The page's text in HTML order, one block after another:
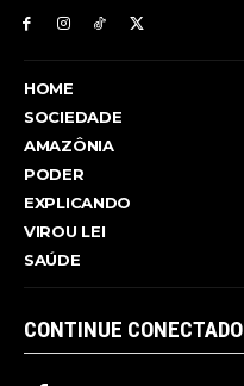
HOME
SOCIEDADE
AMAZÔNIA
PODER
EXPLICANDO
VIROU LEI
SAÚDE
CONTINUE CONECTADO